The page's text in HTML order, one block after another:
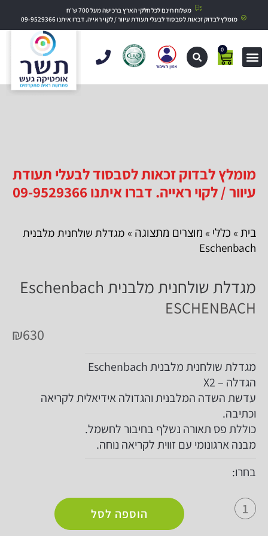
משלוח חינם לכל חלקי הארץ ברכישה מעל 700 ש"ח
מומלץ לבדוק זכאות לסבסוד לבעלי תעודת עיוור / לקוי ראייה. דברו איתנו 09-9529366
0
מומלץ לבדוק זכאות לסבסוד לבעלי תעודת
עיוור / לקוי ראייה. דברו איתנו 09-9529366
בית » כללי » מוצרים מתצוגה » מגדלת שולחנית מלבנית
Eschenbach
מגדלת שולחנית מלבנית Eschenbach
ESCHENBACH
₪630
מגדלת שולחנית מלבנית Eschenbach
הגדלה – X2
עדשת השדה המלבנית והגדולה אידיאלית לקריאה
וכתיבה.
כוללת פס תאורה נשלף בחיבור לחשמל.
מבנה ארגונומי עם זווית לקריאה נוחה.
בחרו:
הוספה לסל